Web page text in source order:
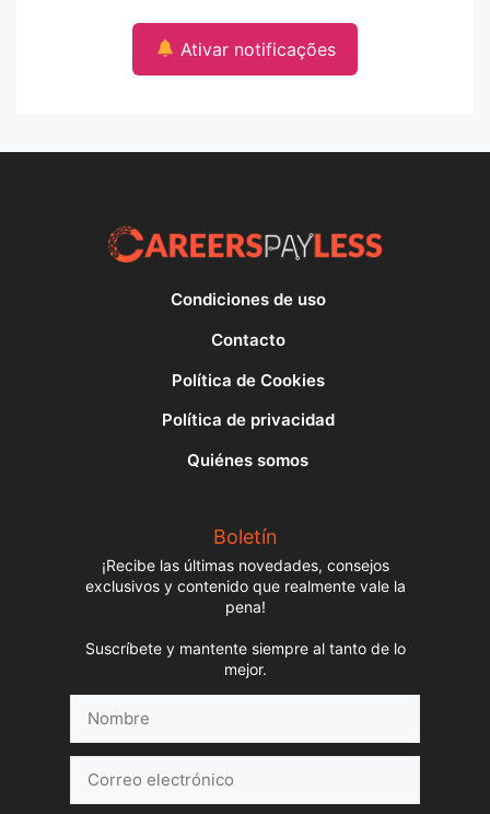
Ativar notificações
Condiciones de uso
Contacto
Política de Cookies
Política de privacidad
Quiénes somos
Boletín
¡Recibe las últimas novedades, consejos
exclusivos y contenido que realmente vale la
pena!
Suscríbete y mantente siempre al tanto de lo
mejor.
electrónico